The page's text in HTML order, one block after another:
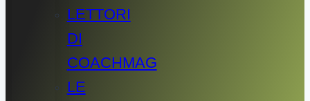
LETTORI
DI
COACHMAG
LE